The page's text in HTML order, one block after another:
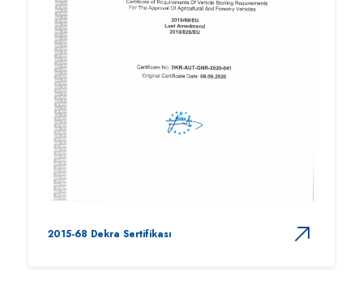
2015-68 Dekra Sertifikası